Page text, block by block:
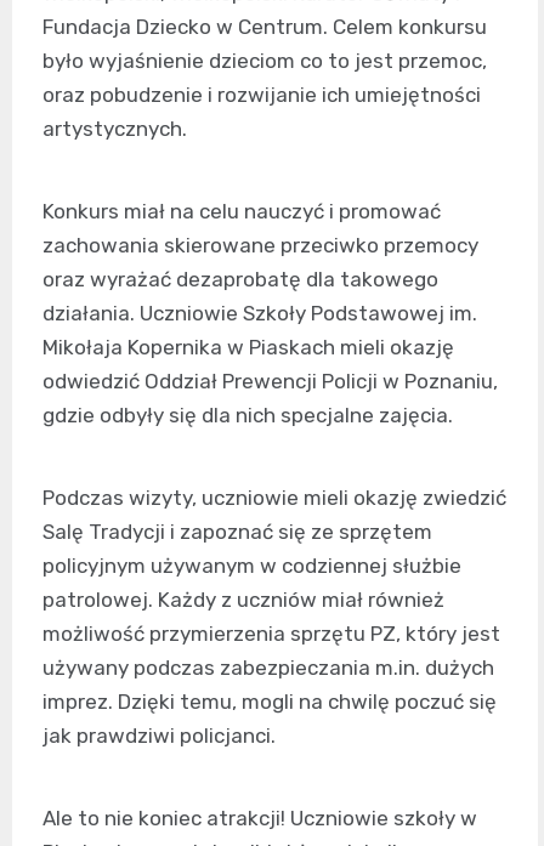
Fundacja Dziecko w Centrum. Celem konkursu
było wyjaśnienie dzieciom co to jest przemoc,
oraz pobudzenie i rozwijanie ich umiejętności
artystycznych.
Konkurs miał na celu nauczyć i promować
zachowania skierowane przeciwko przemocy
oraz wyrażać dezaprobatę dla takowego
działania. Uczniowie Szkoły Podstawowej im.
Mikołaja Kopernika w Piaskach mieli okazję
odwiedzić Oddział Prewencji Policji w Poznaniu,
gdzie odbyły się dla nich specjalne zajęcia.
Podczas wizyty, uczniowie mieli okazję zwiedzić
Salę Tradycji i zapoznać się ze sprzętem
policyjnym używanym w codziennej służbie
patrolowej. Każdy z uczniów miał również
możliwość przymierzenia sprzętu PZ, który jest
używany podczas zabezpieczania m.in. dużych
imprez. Dzięki temu, mogli na chwilę poczuć się
jak prawdziwi policjanci.
Ale to nie koniec atrakcji! Uczniowie szkoły w